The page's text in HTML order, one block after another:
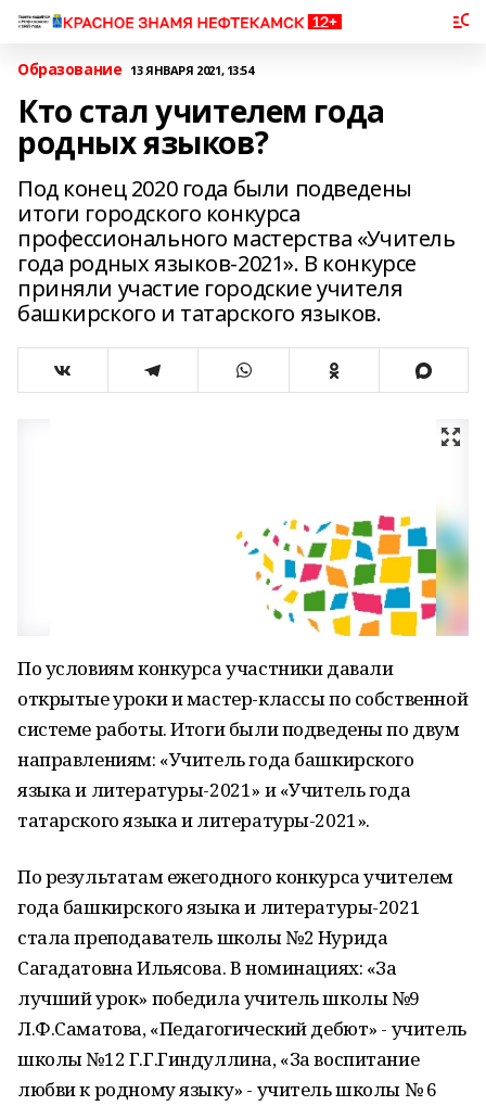
Образование 13 ЯНВАРЯ 2021, 13:54
Кто стал учителем года
родных языков?
Под конец 2020 года были подведены
итоги городского конкурса
профессионального мастерства «Учитель
года родных языков-2021». В конкурсе
приняли участие городские учителя
башкирского и татарского языков.
По условиям конкурса участники давали
открытые уроки и мастер-классы по собственной
системе работы. Итоги были подведены по двум
направлениям: «Учитель года башкирского
языка и литературы-2021» и «Учитель года
татарского языка и литературы-2021».
По результатам ежегодного конкурса учителем
года башкирского языка и литературы-2021
стала преподаватель школы №2 Нурида
Сагадатовна Ильясова. В номинациях: «За
лучший урок» победила учитель школы №9
Л.Ф.Саматова, «Педагогический дебют» - учитель
школы №12 Г.Г.Гиндуллина, «За воспитание
любви к родному языку» - учитель школы № 6